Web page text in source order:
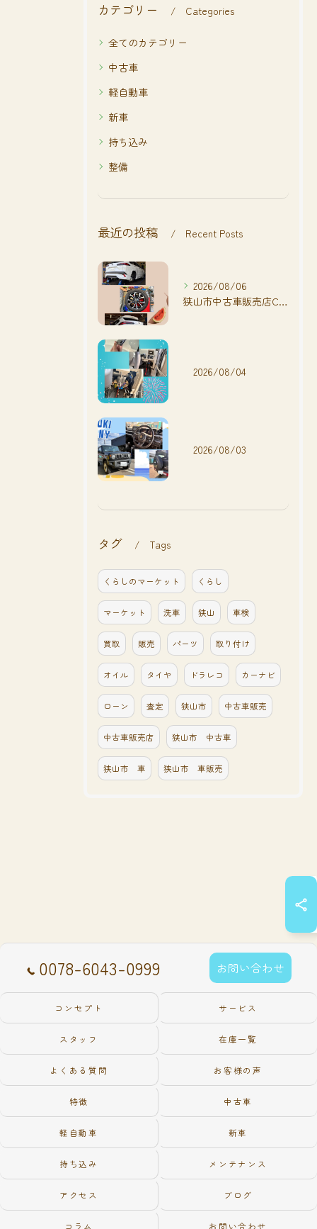
カテゴリー Categories
全てのカテゴリー
中古車
軽自動車
新車
持ち込み
整備
最近の投稿 Recent Posts
2026/08/06
狭山市中古車販売店CarShop FACT.🚗
2026/08/04
2026/08/03
タグ Tags
くらしのマーケット くらし
マーケット 洗車 狭山 車検
買取 販売 パーツ 取り付け
オイル タイヤ ドラレコ カーナビ
ローン 査定 狭山市 中古車販売
中古車販売店 狭山市 中古車
狭山市 車 狭山市 車販売
0078-6043-0999 お問い合わせ
コンセプト サービス
スタッフ 在庫一覧
よくある質問 お客様の声
特徴 中古車
軽自動車 新車
持ち込み メンテナンス
アクセス ブログ
コラム お問い合わせ